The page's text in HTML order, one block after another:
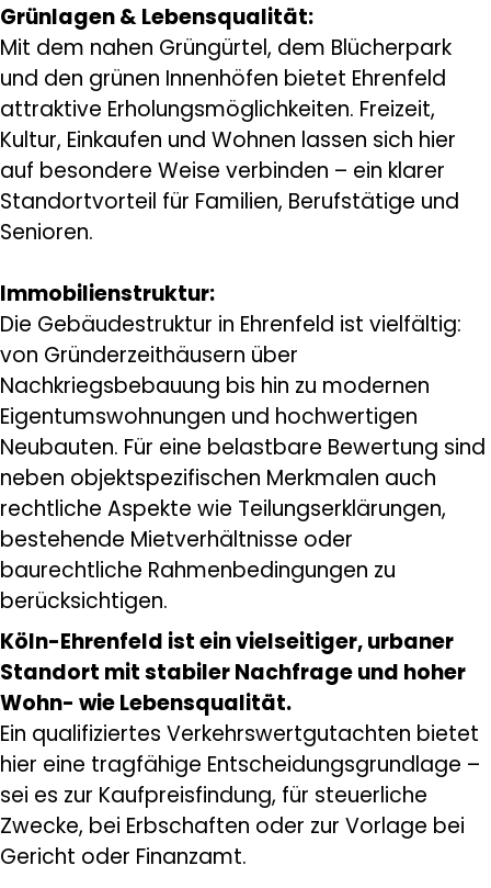
Grünlagen & Lebensqualität:
Mit dem nahen Grüngürtel, dem Blücherpark
und den grünen Innenhöfen bietet Ehrenfeld
attraktive Erholungsmöglichkeiten. Freizeit,
Kultur, Einkaufen und Wohnen lassen sich hier
auf besondere Weise verbinden – ein klarer
Standortvorteil für Familien, Berufstätige und
Senioren.
Immobilienstruktur:
Die Gebäudestruktur in Ehrenfeld ist vielfältig:
von Gründerzeithäusern über
Nachkriegsbebauung bis hin zu modernen
Eigentumswohnungen und hochwertigen
Neubauten. Für eine belastbare Bewertung sind
neben objektspezifischen Merkmalen auch
rechtliche Aspekte wie Teilungserklärungen,
bestehende Mietverhältnisse oder
baurechtliche Rahmenbedingungen zu
berücksichtigen.
Köln-Ehrenfeld ist ein vielseitiger, urbaner
Standort mit stabiler Nachfrage und hoher
Wohn- wie Lebensqualität.
Ein qualifiziertes Verkehrswertgutachten bietet
hier eine tragfähige Entscheidungsgrundlage –
sei es zur Kaufpreisfindung, für steuerliche
Zwecke, bei Erbschaften oder zur Vorlage bei
Gericht oder Finanzamt.